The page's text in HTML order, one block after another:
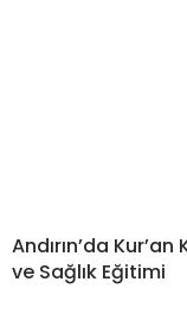
Andırın’da
ve Sağlık Eğitimi